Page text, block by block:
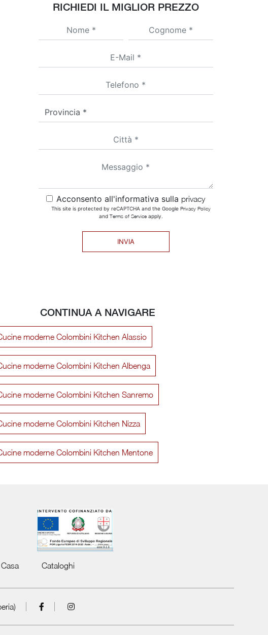
RICHIEDI IL MIGLIOR PREZZO
Acconsento all'informativa sulla privacy
This site is protected by reCAPTCHA and the Google Privacy Policy
and Terms of Serviceapply.
INVIA
Area 22 30 gradi 01
CONTINUA A NAVIGARE
moderne Colombini Kitchen Alassio
moderne Colombini Kitchen Albenga
moderne Colombini Kitchen Sanremo
moderne Colombini Kitchen Nizza
moderne Colombini Kitchen Mentone
Cataloghi